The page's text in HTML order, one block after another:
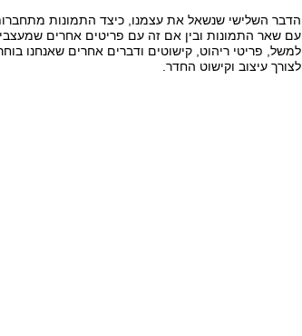
הדבר השלישי שנשאל את עצמנו, כיצד התמונות
עם שאר התמונות ובין אם זה עם פריטים אחרים
למשל, פריטי ריהוט, קישוטים ודברים אחרים שאנחנו
לצורך עיצוב וקישוט החדר.